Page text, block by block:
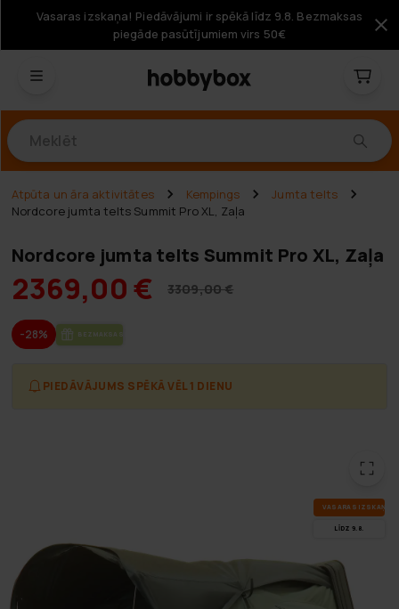
Vasaras izskaņa! Piedāvājumi ir spēkā līdz 9.8. Bezmaksas
piegāde pasūtījumiem virs 50€
Atpūta un āra aktivitātes Kempings
Jumta telts
Nordcore jumta telts Summit Pro XL, Zaļa
Nordcore jumta telts Summit Pro XL, Zaļa
2369,00 € 3309,00 €
-28% BEZ­MAK­SAS PIE­GĀ­DE
PIEDĀVĀJUMS SPĒKĀ VĒL 1 DIENU
VA­SA­RAS IZ­SKA­ŅA
LĪDZ 9.8.